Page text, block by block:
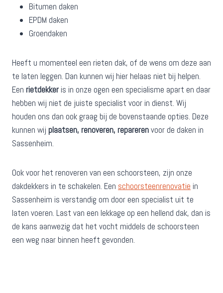
Bitumen daken
EPDM daken
Groendaken
Heeft u momenteel een rieten dak, of de wens om deze aan
te laten leggen. Dan kunnen wij hier helaas niet bij helpen.
Een rietdekker is in onze ogen een specialisme apart en daar
hebben wij niet de juiste specialist voor in dienst. Wij
houden ons dan ook graag bij de bovenstaande opties. Deze
kunnen wij plaatsen, renoveren, reparerenvoor de daken in
Sassenheim.
Ook voor het renoveren van een schoorsteen, zijn onze
dakdekkers in te schakelen. Een schoorsteenrenovatie in
Sassenheim is verstandig om door een specialist uit te
laten voeren. Last van een lekkage op een hellend dak, dan is
de kans aanwezig dat het vocht middels de schoorsteen
een weg naar binnen heeft gevonden.